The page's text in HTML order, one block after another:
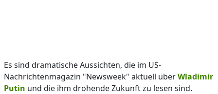
Es sind dramatische Aussichten, die im US-
Nachrichtenmagazin "Newsweek" aktuell überWladimir
Putin und die ihm drohende Zukunft zu lesen sind.